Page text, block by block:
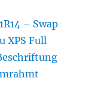
– Swap
XPS Full